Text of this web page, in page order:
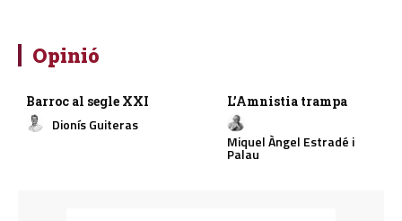
Opinió
Barroc al segle XXI
Dionís Guiteras
L’Amnistia trampa
Miquel Àngel Estradé i
Palau